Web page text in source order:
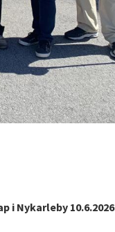
i Nykarleby 10.6.2026